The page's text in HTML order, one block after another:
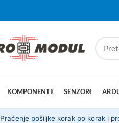
KOMPONENTE SENZORI
Praćenje pošiljke korak po korak i